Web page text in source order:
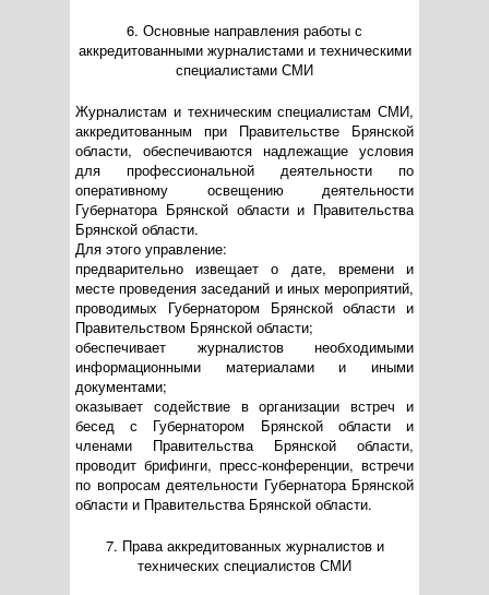
6. Основные направления работы с
аккредитованными журналистами и техническими
специалистами СМИ
Журналистам и техническим специалистам СМИ,
аккредитованным при Правительстве Брянской
области, обеспечиваются надлежащие условия
для профессиональной деятельности по
оперативному освещению деятельности
Губернатора Брянской области и Правительства
Брянской области.
Для этого управление:
предварительно извещает о дате, времени и
месте проведения заседаний и иных мероприятий,
проводимых Губернатором Брянской области и
Правительством Брянской области;
обеспечивает журналистов необходимыми
информационными материалами и иными
документами;
оказывает содействие в организации встреч и
бесед с Губернатором Брянской области и
членами Правительства Брянской области,
проводит брифинги, пресс-конференции, встречи
по вопросам деятельности Губернатора Брянской
области и Правительства Брянской области.
7. Права аккредитованных журналистов и
технических специалистов СМИ